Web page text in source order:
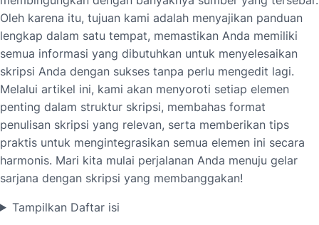
Oleh karena itu, tujuan kami adalah menyajikan panduan
lengkap dalam satu tempat, memastikan Anda memiliki
semua informasi yang dibutuhkan untuk menyelesaikan
skripsi Anda dengan sukses tanpa perlu mengedit lagi.
Melalui artikel ini, kami akan menyoroti setiap elemen
penting dalam struktur skripsi, membahas format
penulisan skripsi yang relevan, serta memberikan tips
praktis untuk mengintegrasikan semua elemen ini secara
harmonis. Mari kita mulai perjalanan Anda menuju gelar
sarjana dengan skripsi yang membanggakan!
Tampilkan Daftar isi